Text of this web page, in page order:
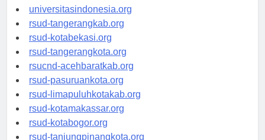
universitassamarinda.id
universitasindonesia.org
rsud-tangerangkab.org
rsud-kotabekasi.org
rsud-tangerangkota.org
rsucnd-acehbaratkab.org
rsud-pasuruankota.org
rsud-limapuluhkotakab.org
rsud-kotamakassar.org
rsud-kotabogor.org